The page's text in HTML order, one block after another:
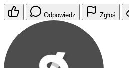
Odpowiedz Zgłoś